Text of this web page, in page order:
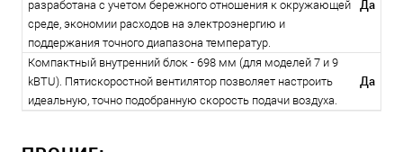
разработана с учетом бережного отношения к окружающей
среде, экономии расходов на электроэнергию и
поддержания точного диапазона температур.
Да
Компактный внутренний блок - 698 мм (для моделей 7 и 9
kBTU). Пятискоростной вентилятор позволяет настроить
идеальную, точно подобранную скорость подачи воздуха.
Да